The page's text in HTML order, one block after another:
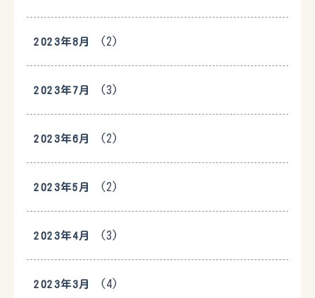
2023年8月 (2)
2023年7月 (3)
2023年6月 (2)
2023年5月 (2)
2023年4月 (3)
2023年3月 (4)